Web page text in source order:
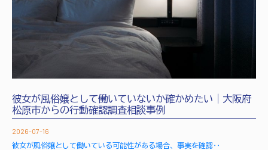
彼女が風俗嬢として働いていないか確かめたい｜大阪府
松原市からの行動確認調査相談事例
2026-07-16
彼女が風俗嬢として働いている可能性がある場合、事実を確認‥